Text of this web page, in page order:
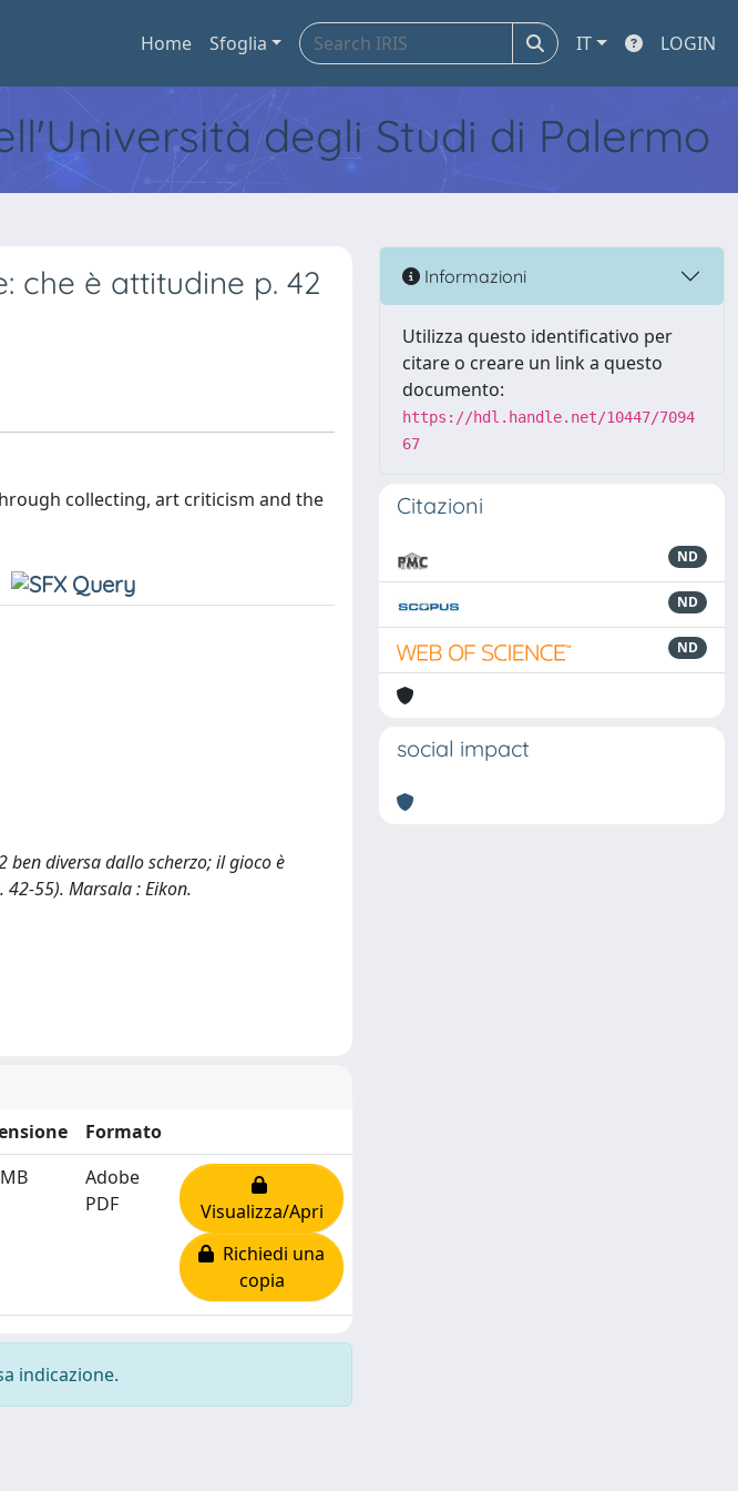
Home Sfoglia IT LOGIN
degli Studi di Palermo
che è attitudine p. 42
collecting, art criticism and the
ben diversa dallo scherzo; il gioco è
42-55). Marsala : Eikon.
Formato
Adobe
PDF
Visualizza/Apri
Richiedi una
copia
indicazione.
Informazioni
Utilizza questo identificativo per
citare o creare un link a questo
documento:
https://hdl.handle.net/10447/7094
67
Citazioni
ND
ND
ND
social impact